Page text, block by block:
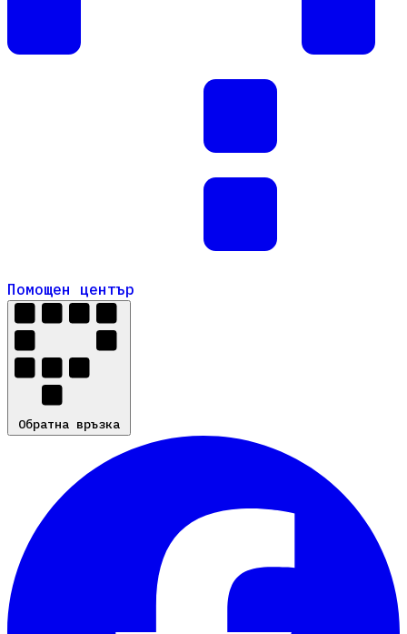
Помощен център
Помощен център
Обратна връзка
Обратна връзка